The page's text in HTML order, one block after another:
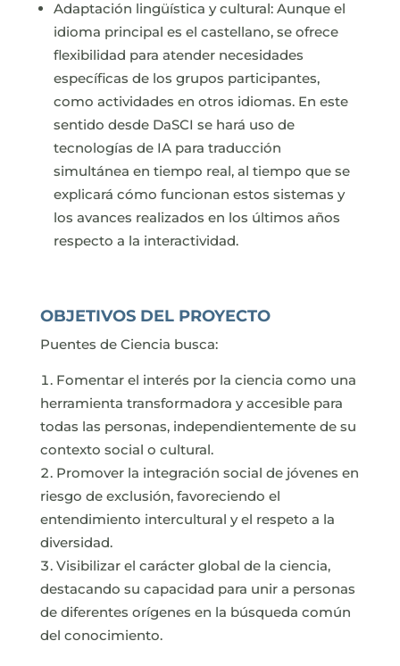
Adaptación lingüística y cultural: Aunque el
idioma principal es el castellano, se ofrece
flexibilidad para atender necesidades
específicas de los grupos participantes,
como actividades en otros idiomas. En este
sentido desde DaSCI se hará uso de
tecnologías de IA para traducción
simultánea en tiempo real, al tiempo que se
explicará cómo funcionan estos sistemas y
los avances realizados en los últimos años
respecto a la interactividad.
OBJETIVOS DEL PROYECTO
Puentes de Ciencia busca:
Fomentar el interés por la ciencia como una
herramienta transformadora y accesible para
todas las personas, independientemente de su
contexto social o cultural.
Promover la integración social de jóvenes en
riesgo de exclusión, favoreciendo el
entendimiento intercultural y el respeto a la
diversidad.
Visibilizar el carácter global de la ciencia,
destacando su capacidad para unir a personas
de diferentes orígenes en la búsqueda común
del conocimiento.